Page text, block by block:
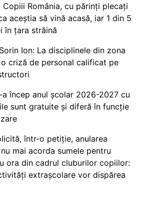
România, cu părinți plecați
aceștia să vină acasă, iar 1 din 5
în țara străină
Ion: La disciplinele din zona
criză de personal calificat pe
a încep anul școlar 2026-2027 cu
sunt gratuite și diferă în funcție
într-o petiție, anularea
mai acorda sumele pentru
ora din cadrul cluburilor copiilor:
extrașcolare vor dispărea